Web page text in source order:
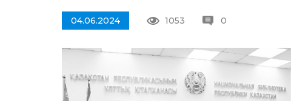
04.06.2024 1053 0